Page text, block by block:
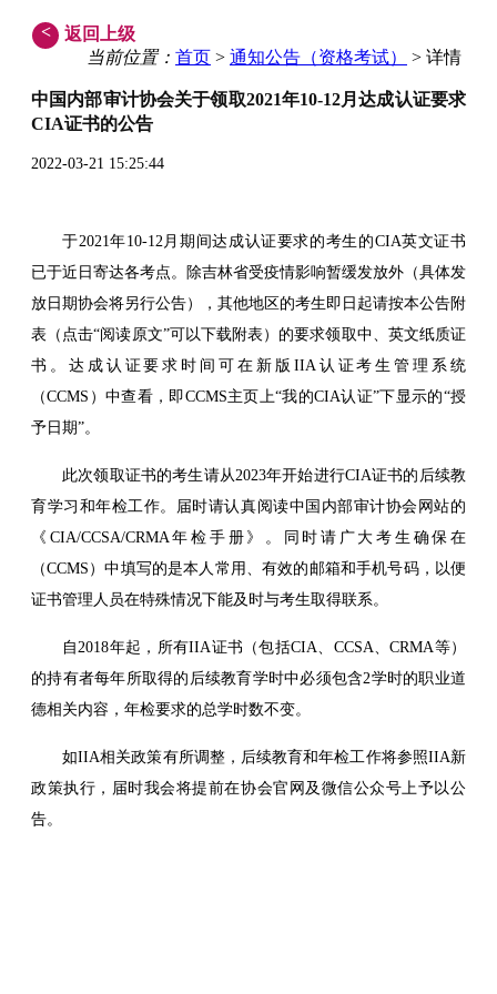
<
返回上级
当前位置： 首页 > 通知公告（资格考试） > 详情
中国内部审计协会关于领取2021年10-12月达成认证要求
CIA证书的公告
2022-03-21 15:25:44
于2021年10-12月期间达成认证要求的考生的CIA英文证书
已于近日寄达各考点。除吉林省受疫情影响暂缓发放外（具体发
放日期协会将另行公告），其他地区的考生即日起请按本公告附
表（点击“阅读原文”可以下载附表）的要求领取中、英文纸质证
书。达成认证要求时间可在新版IIA认证考生管理系统
（CCMS）中查看，即CCMS主页上“我的CIA认证”下显示的“授
予日期”。
此次领取证书的考生请从2023年开始进行CIA证书的后续教
育学习和年检工作。届时请认真阅读中国内部审计协会网站的
《CIA/CCSA/CRMA年检手册》。同时请广大考生确保在
（CCMS）中填写的是本人常用、有效的邮箱和手机号码，以便
证书管理人员在特殊情况下能及时与考生取得联系。
自2018年起，所有IIA证书（包括CIA、CCSA、CRMA等）
的持有者每年所取得的后续教育学时中必须包含2学时的职业道
德相关内容，年检要求的总学时数不变。
如IIA相关政策有所调整，后续教育和年检工作将参照IIA新
政策执行，届时我会将提前在协会官网及微信公众号上予以公
告。